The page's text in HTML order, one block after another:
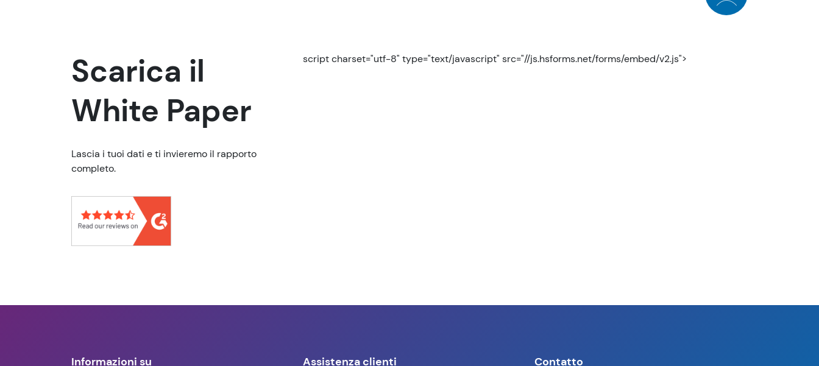
Scarica il
White Paper
Lascia i tuoi dati e ti invieremo il rapporto
completo.
script charset="utf-8" type="text/javascript" src="//js.hsforms.net/forms/embed/v2.js">
Informazioni su Assistenza clienti Contatto